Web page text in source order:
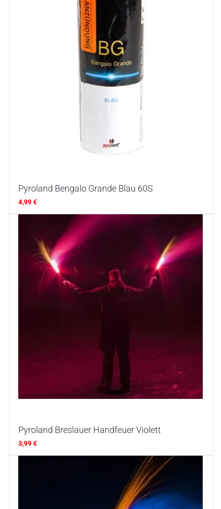
Pyroland Bengalo Grande Blau 60S
4,99€
Pyroland Breslauer Handfeuer Violett
3,99€